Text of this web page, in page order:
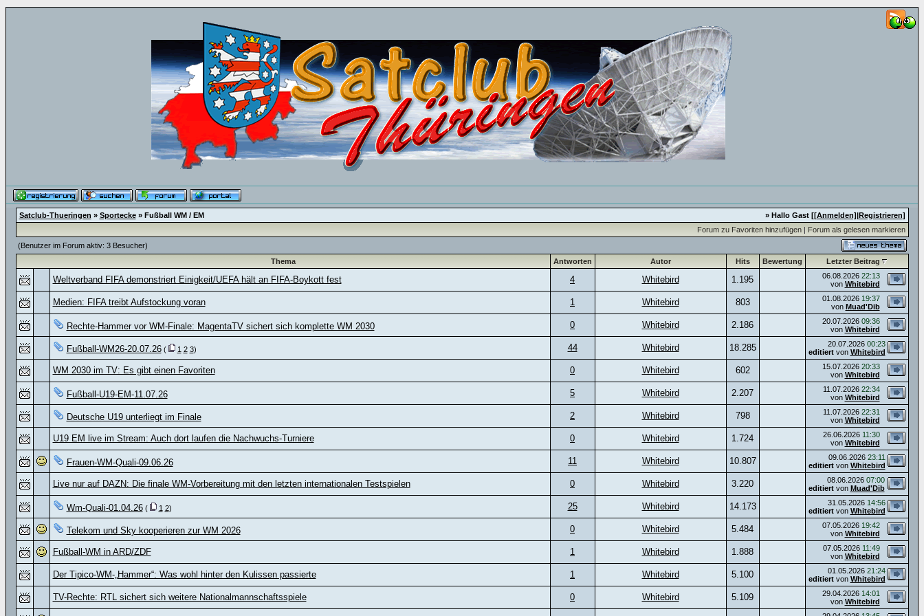
Satclub-Thueringen » Sportecke» Fußball WM / EM » Hallo Gast [[Anmelden]|Registrieren]
Forum zu Favoriten hinzufügen| Forum als gelesen markieren
(Benutzer im Forum aktiv: 3 Besucher)
Thema
Antworten Autor Hits Bewertung Letzter Beitrag
Weltverband FIFA demonstriert Einigkeit/UEFA hält an FIFA-Boykott fest 4 Whitebird 1.195 06.08.2026 22:13
von Whitebird
Medien: FIFA treibt Aufstockung voran 1 Whitebird 803 01.08.2026 19:37
von Muad'Dib
Rechte-Hammer vor WM-Finale: MagentaTV sichert sich komplette WM 2030 0 Whitebird 2.186 20.07.2026 09:36
von Whitebird
Fußball-WM26-20.07.26( 1 2 3) 44 Whitebird 18.285 20.07.2026 00:23
editiertvon Whitebird
WM 2030 im TV: Es gibt einen Favoriten 0 Whitebird 602 15.07.2026 20:33
von Whitebird
Fußball-U19-EM-11.07.26 5 Whitebird 2.207 11.07.2026 22:34
von Whitebird
Deutsche U19 unterliegt im Finale 2 Whitebird 798 11.07.2026 22:31
von Whitebird
U19 EM live im Stream: Auch dort laufen die Nachwuchs-Turniere 0 Whitebird 1.724 26.06.2026 11:30
von Whitebird
Frauen-WM-Quali-09.06.26 11 Whitebird 10.807 09.06.2026 23:11
editiertvon Whitebird
Live nur auf DAZN: Die finale WM-Vorbereitung mit den letzten internationalen Testspielen 0 Whitebird 3.220 08.06.2026 07:00
editiertvon Muad'Dib
Wm-Quali-01.04.26( 1 2) 25 Whitebird 14.173 31.05.2026 14:56
editiertvon Whitebird
Telekom und Sky kooperieren zur WM 2026 0 Whitebird 5.484 07.05.2026 19:42
von Whitebird
Fußball-WM in ARD/ZDF 1 Whitebird 1.888 07.05.2026 11:49
von Whitebird
Der Tipico-WM-„Hammer“: Was wohl hinter den Kulissen passierte 1 Whitebird 5.100 01.05.2026 21:24
editiertvon Whitebird
TV-Rechte: RTL sichert sich weitere Nationalmannschaftsspiele 0 Whitebird 5.109 29.04.2026 14:01
von Whitebird